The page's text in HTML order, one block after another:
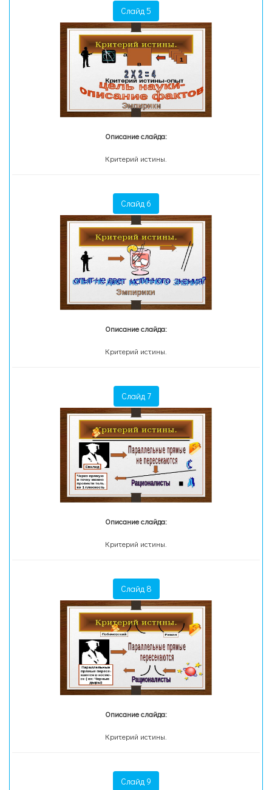
Слайд 5
Описание слайда:
Критерий истины.
Слайд 6
Описание слайда:
Критерий истины.
Слайд 7
Описание слайда:
Критерий истины.
Слайд 8
Описание слайда:
Критерий истины.
Слайд 9